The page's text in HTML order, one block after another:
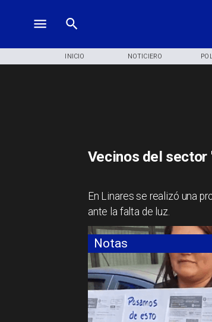
INICIO NOTICIERO
Notas
Vecinos del sector
En Linares se realizó una
ante la falta de luz.